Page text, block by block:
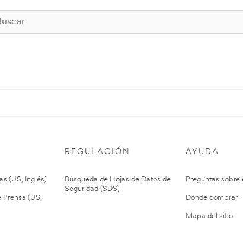
(US, Inglés)
(US,
REGULACIÓN
Búsqueda de Hojas de Datos de
Seguridad (SDS)
AYUDA
Preguntas sobre
Dónde comprar
Mapa del sitio